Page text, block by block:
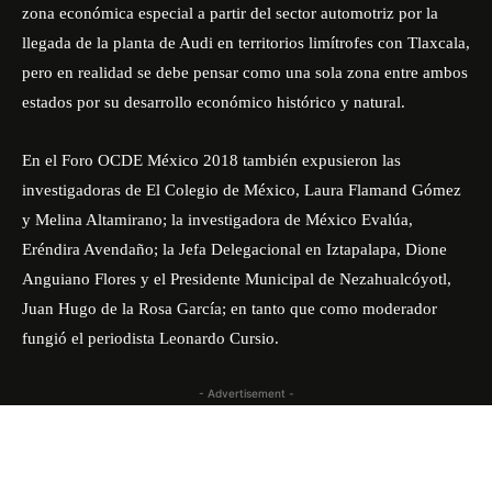
zona económica especial a partir del sector automotriz por la
llegada de la planta de Audi en territorios limítrofes con Tlaxcala,
pero en realidad se debe pensar como una sola zona entre ambos
estados por su desarrollo económico histórico y natural.
En el Foro OCDE México 2018 también expusieron las
investigadoras de El Colegio de México, Laura Flamand Gómez
y Melina Altamirano; la investigadora de México Evalúa,
Eréndira Avendaño; la Jefa Delegacional en Iztapalapa, Dione
Anguiano Flores y el Presidente Municipal de Nezahualcóyotl,
Juan Hugo de la Rosa García; en tanto que como moderador
fungió el periodista Leonardo Cursio.
- Advertisement -